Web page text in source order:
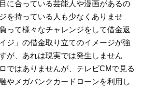
に合っている芸能人や漫画があるの
を持っている人も少なくありませ
って様々なチャレンジをして借金返
ジ」の借金取り立てのイメージが強
が、あれは現実では発生しません
ではありませんが、テレビCMで見る
やメガバンクカードローンを利用し